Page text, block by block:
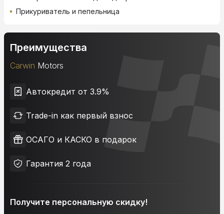
Прикуриватель и пепельница
Преимущества
Carwin Motors
Автокредит от 3.9%
Trade-in как первый взнос
ОСАГО и КАСКО в подарок
Гарантия 2 года
Получите персональную скидку!